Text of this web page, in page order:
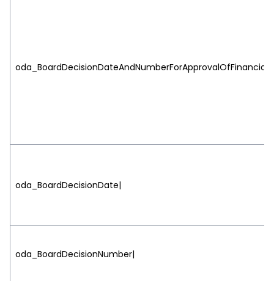
oda_BoardDecisionDate|
oda_BoardDecisionNumber|